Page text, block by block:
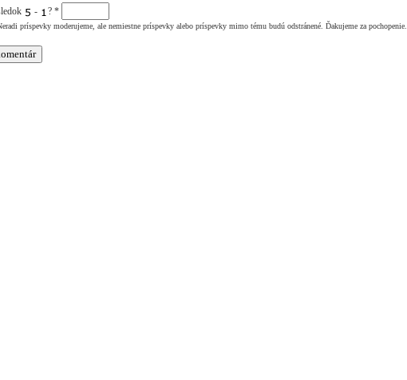
- ? *
príspevky moderujeme, ale nemiestne príspevky alebo príspevky mimo tému budú odstránené. Ďakujeme za pochopenie.